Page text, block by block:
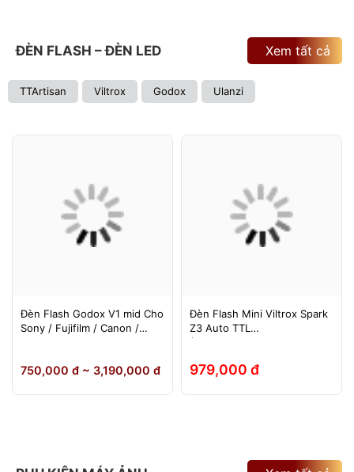
ĐÈN FLASH – ĐÈN LED
TTArtisan Viltrox Godox Ulanzi
Xem tất cả
Đèn Flash Godox V1 mid Cho
Sony / Fujifilm / Canon /
750,000 đ ~ 3,190,000 đ
Đèn Flash Mini Viltrox Spark
Z3 Auto TTL
(Fuji/Sony/Canon/Nikon)
979,000 đ